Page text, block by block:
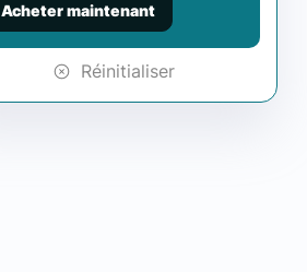
Acheter maintenant
Réinitialiser